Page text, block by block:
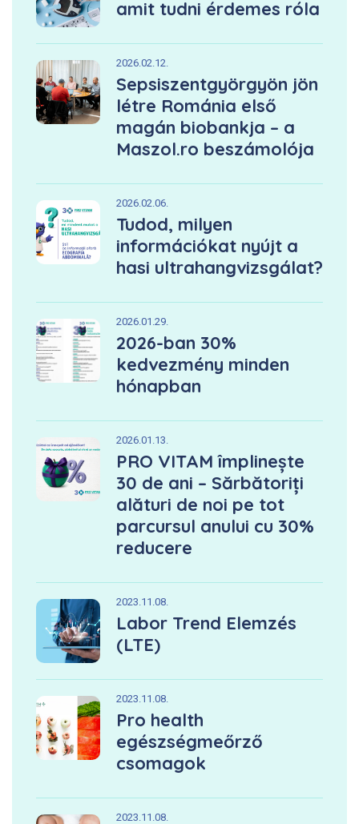
amit tudni érdemes róla
2026.02.12.
Sepsiszentgyörgyön jön
létre Románia első
magán biobankja – a
Maszol.ro beszámolója
2026.02.06.
Tudod, milyen
információkat nyújt a
hasi ultrahangvizsgálat?
2026.01.29.
2026-ban 30%
kedvezmény minden
hónapban
2026.01.13.
PRO VITAM împlinește
30 de ani – Sărbătoriți
alături de noi pe tot
parcursul anului cu 30%
reducere
2023.11.08.
Labor Trend Elemzés
(LTE)
2023.11.08.
Pro health
egészségmeőrző
csomagok
2023.11.08.